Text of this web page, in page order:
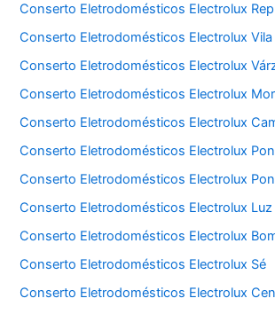
Conserto Eletrodomésticos Electrolux
Conserto Eletrodomésticos Electrolux
Conserto Eletrodomésticos Electrolux
Conserto Eletrodomésticos Electrolux
Conserto Eletrodomésticos Electrolux
Conserto Eletrodomésticos Electrolux
Conserto Eletrodomésticos Electrolux
Conserto Eletrodomésticos Electrolux Luz
Conserto Eletrodomésticos Electrolux
Conserto Eletrodomésticos Electrolux Sé
Conserto Eletrodomésticos Electrolux